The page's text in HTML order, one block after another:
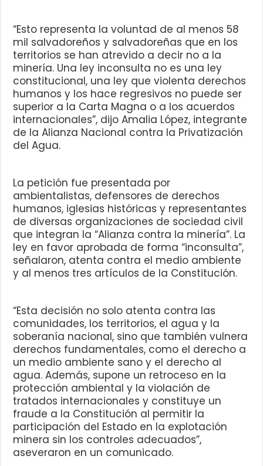
“Esto representa la voluntad de al menos 58
mil salvadoreños y salvadoreñas que en los
territorios se han atrevido a decir no a la
minería. Una ley inconsulta no es una ley
constitucional, una ley que violenta derechos
humanos y los hace regresivos no puede ser
superior a la Carta Magna o a los acuerdos
internacionales”, dijo Amalia López, integrante
de la Alianza Nacional contra la Privatización
del Agua.
La petición fue presentada por
ambientalistas, defensores de derechos
humanos, iglesias históricas y representantes
de diversas organizaciones de sociedad civil
que integran la “Alianza contra la minería”. La
ley en favor aprobada de forma “inconsulta”,
señalaron, atenta contra el medio ambiente
y al menos tres artículos de la Constitución.
“Esta decisión no solo atenta contra las
comunidades, los territorios, el agua y la
soberanía nacional, sino que también vulnera
derechos fundamentales, como el derecho a
un medio ambiente sano y el derecho al
agua. Además, supone un retroceso en la
protección ambiental y la violación de
tratados internacionales y constituye un
fraude a la Constitución al permitir la
participación del Estado en la explotación
minera sin los controles adecuados”,
aseveraron en un comunicado.